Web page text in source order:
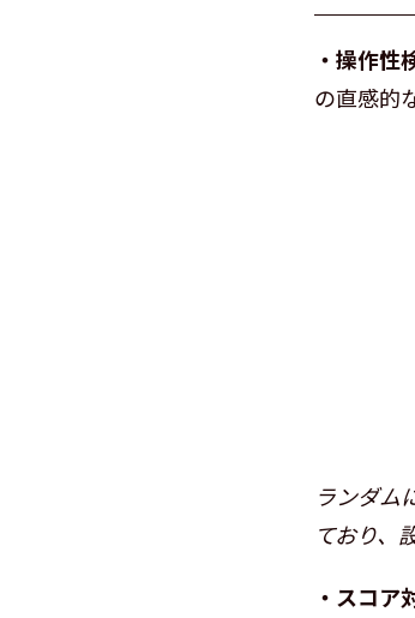
・操作性
の直感的
ランダム
ており、
・スコア